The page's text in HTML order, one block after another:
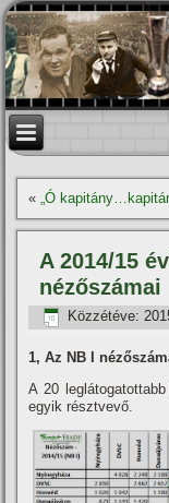
«„Ó
A 2014/15
nézőszámai
Közzétéve:
1, Az NB I
A 20
egyik résztvevő.